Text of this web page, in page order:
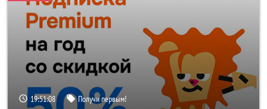
19:51:06 Получи первым!